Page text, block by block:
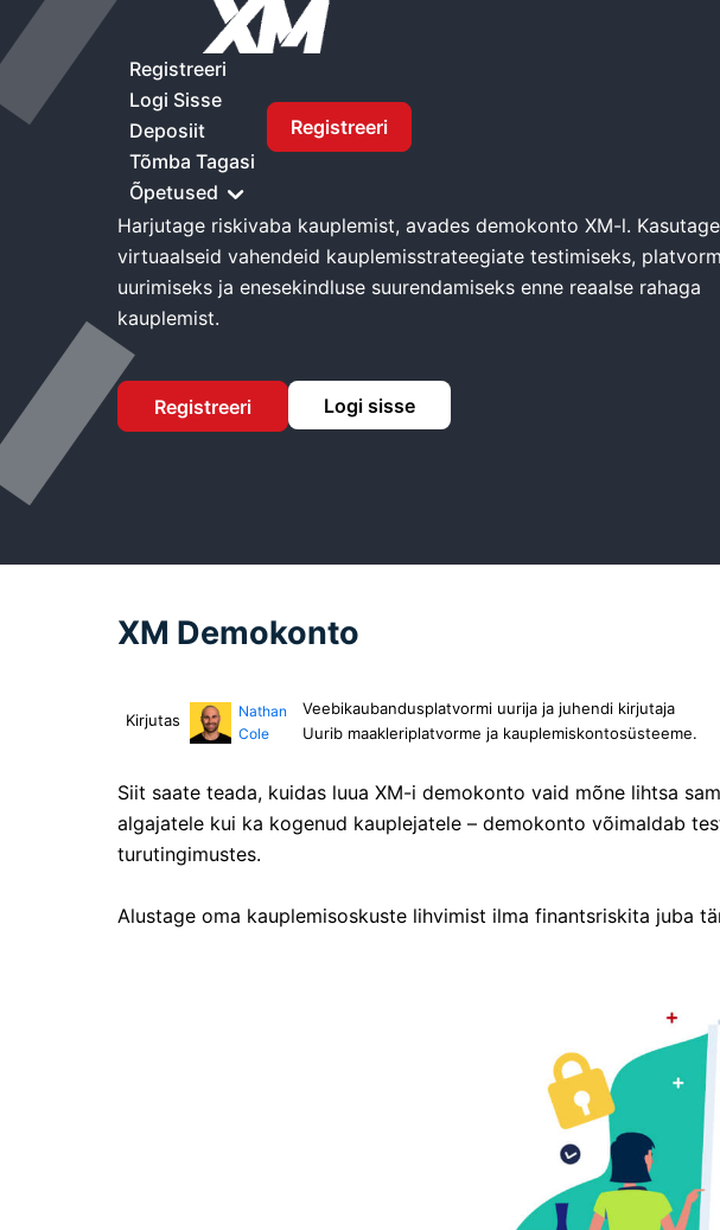
Registreeri
Logi Sisse
Deposiit
Tõmba Tagasi
Õpetused
Registreeri
XM Demokonto
XM Demokonto
Harjutage riskivaba kauplemist, avades demokonto XM-l. Kasutage
virtuaalseid vahendeid kauplemisstrateegiate testimiseks,
uurimiseks ja enesekindluse suurendamiseks enne reaalse rahaga
kauplemist.
Registreeri Logi sisse
XM Demokonto
Kirjutas
Nathan
Cole
Veebikaubandusplatvormi uurija ja juhendi kirjutaja
Uurib maakleriplatvorme ja kauplemiskontosüsteeme.
Siit saate teada, kuidas luua XM-i demokonto vaid mõne lihtsa
algajatele kui ka kogenud kauplejatele – demokonto võimaldab
turutingimustes.
Alustage oma kauplemisoskuste lihvimist ilma finantsriskita juba